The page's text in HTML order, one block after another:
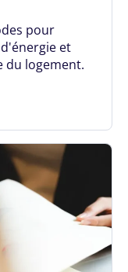
pour
et
du logement.